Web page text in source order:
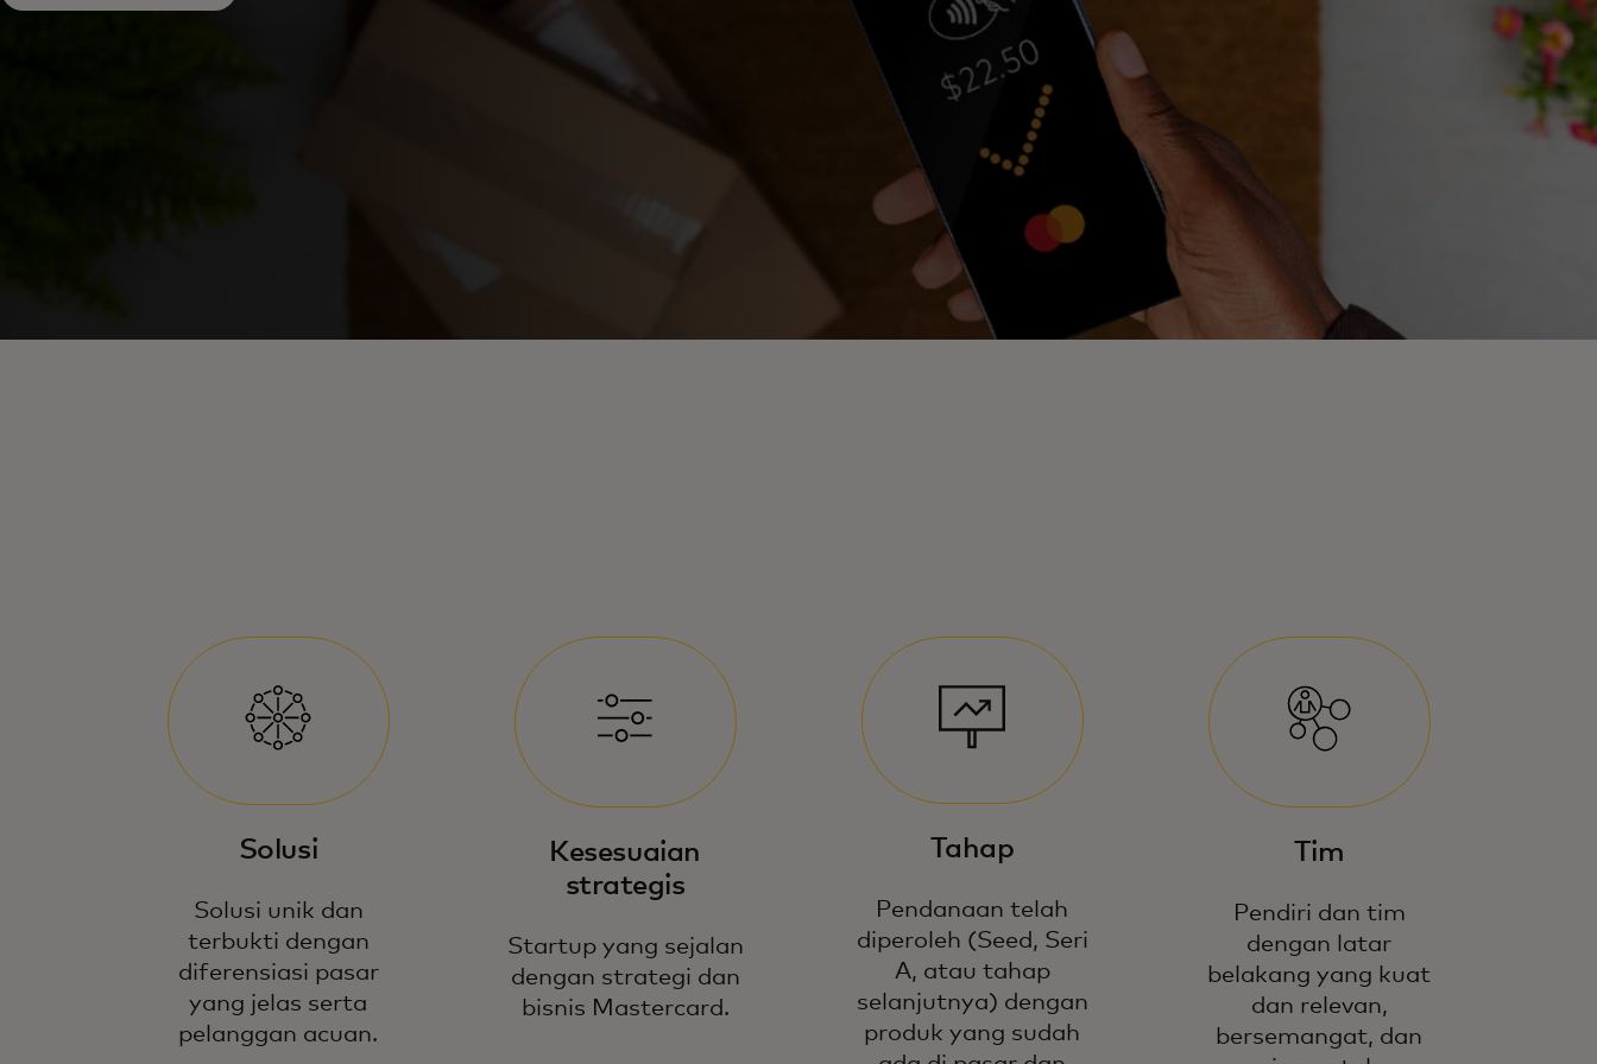
Solusi
Solusi unik dan
terbukti dengan
diferensiasi pasar
yang jelas serta
pelanggan acuan.
Kesesuaian
strategis
Startup yang sejalan
dengan strategi dan
bisnis Mastercard.
Tahap
Pendanaan telah
diperoleh (Seed, Seri
A, atau tahap
selanjutnya) dengan
produk yang sudah
Tim
Pendiri dan tim
dengan latar
belakang yang kuat
dan relevan,
bersemangat, dan